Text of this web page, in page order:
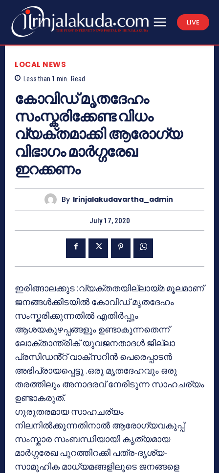
LIVE
LOCAL NEWS
Less than 1 min. Read
കോവിഡ് മൃതദേഹം
സംസ്കരിക്കേണ്ട വിധം
വ്യക്തമാക്കി ആരോഗ്യ
വിഭാഗം മാർഗ്ഗരേഖ
ഇറക്കണം
By Irinjalakudavartha_admin
July 17, 2020
ഇരിങ്ങാലക്കുട :വ്യക്തതയില്ലായ്മ മൂലമാണ്
ജനങ്ങൾക്കിടയിൽ കോവിഡ് മൃതദേഹം
സംസ്കരിക്കുന്നതിൽ എതിർപ്പും
ആശയകുഴപ്പങ്ങളും ഉണ്ടാകുന്നതെന്ന്
ലോക്താന്ത്രിക് യുവജനതാദൾ ജില്ലാ
പ്രസിഡൻ്റ് വാക്സറിൻ പെരെപ്പാടൻ
അഭിപ്രായപ്പെട്ടു .ഒരു മൃതദേഹവും ഒരു
തരത്തിലും അനാദരവ് നേരിടുന്ന സാഹചര്യം
ഉണ്ടാകരുത്.
ഗുരുതരമായ സാഹചര്യം
നിലനിൽക്കുന്നതിനാൽ ആരോഗ്യവകുപ്പ്
സംസ്കാര സംബന്ധിയായി കൃത്യമായ
മാർഗ്ഗരേഖ പുറത്തിറക്കി പത്ര-ദൃശ്യ-
സാമൂഹിക മാധ്യമങ്ങളിലൂടെ ജനങ്ങളെ